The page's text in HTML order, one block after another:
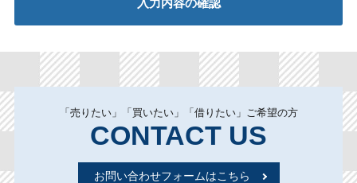
「売りたい」「買いたい」「借りたい」ご希望の方
CONTACT US
お問い合わせフォームはこちら